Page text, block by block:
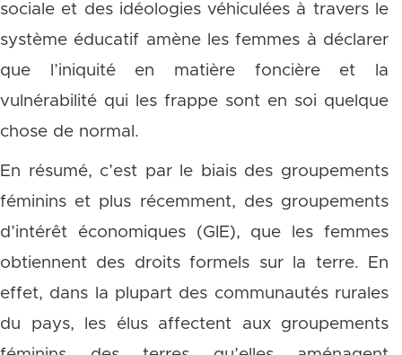
sociale et des idéologies véhiculées à travers le
système éducatif amène les femmes à déclarer
que l’iniquité en matière foncière et la
vulnérabilité qui les frappe sont en soi quelque
chose de normal.
En résumé, c’est par le biais des groupements
féminins et plus récemment, des groupements
d’intérêt économiques (GIE), que les femmes
obtiennent des droits formels sur la terre. En
effet, dans la plupart des communautés rurales
du pays, les élus affectent aux groupements